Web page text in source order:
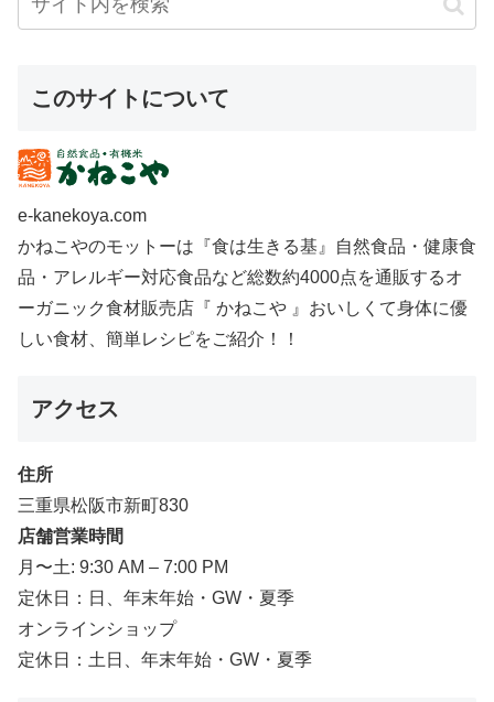
このサイトについて
e-kanekoya.com
かねこやのモットーは『食は生きる基』自然食品・健康食
品・アレルギー対応食品など総数約4000点を通販するオ
ーガニック食材販売店『 かねこや 』おいしくて身体に優
しい食材、簡単レシピをご紹介！！
アクセス
住所
三重県松阪市新町830
店舗営業時間
月〜土: 9:30 AM – 7:00 PM
定休日：日、年末年始・GW・夏季
オンラインショップ
定休日：土日、年末年始・GW・夏季